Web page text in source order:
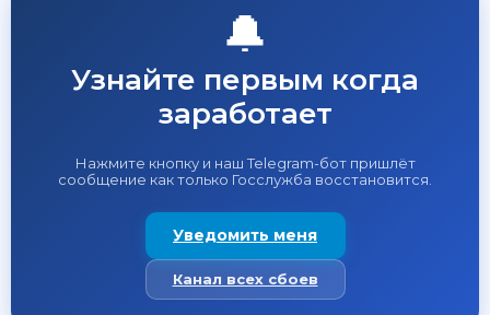
🔔
Узнайте первым когда
заработает
Нажмите кнопку и наш Telegram-бот пришлёт
сообщение как только Госслужба восстановится.
Уведомить меня
Канал всех сбоев